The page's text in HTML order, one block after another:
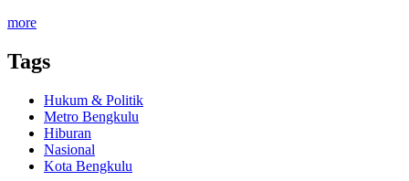
more
Tags
Hukum & Politik
Metro Bengkulu
Hiburan
Nasional
Kota Bengkulu